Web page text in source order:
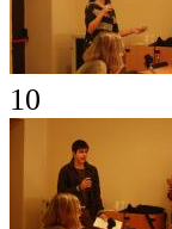
10